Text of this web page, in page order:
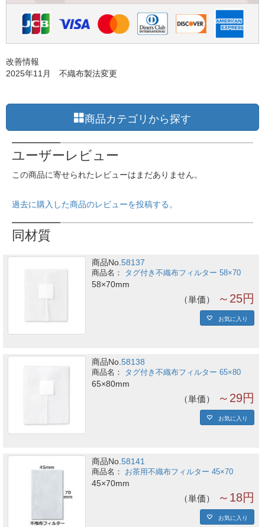
改善情報
2025年11月 不織布製法変更
商品カテゴリから探す
ユーザーレビュー
この商品に寄せられたレビューはまだありません。
過去に購入した商品のレビューを投稿する。
同材質
商品No.58137
タグ付き不織布フィルター 58×70
58×70mm
単価 ～25円
お気に入り
商品No.58138
タグ付き不織布フィルター 65×80
65×80mm
単価 ～29円
お気に入り
商品No.58141
お茶用不織布フィルター 45×70
45×70mm
単価 ～18円
お気に入り